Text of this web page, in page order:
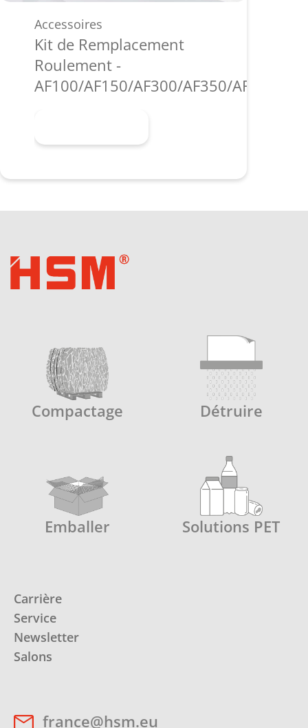
Accessoires
Kit de Remplacement
Roulement -
AF100/AF150/AF300/AF350/AF500
Compactage Détruire
Emballer Solutions PET
Carrière
Service
Newsletter
Salons
france@hsm.eu